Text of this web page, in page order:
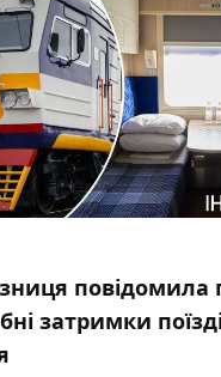
повідомила
затримки